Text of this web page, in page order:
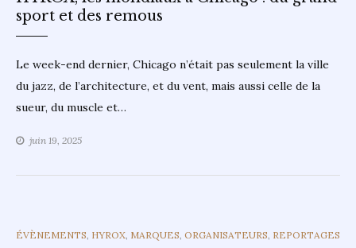
sport et des remous
Le week-end dernier, Chicago n’était pas seulement la ville
du jazz, de l’architecture, et du vent, mais aussi celle de la
sueur, du muscle et…
juin 19, 2025
CATEGORIES
ÉVÈNEMENTS HYROX MARQUES ORGANISATEURS REPORTAGES